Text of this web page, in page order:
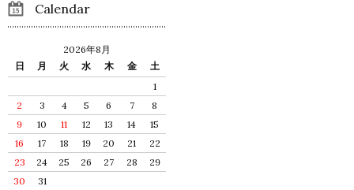
Calendar
2026年8月
日
月 火 水 木 金
土
1
2
3 4 5 6 7
8
9
10 11 12 13 14
15
16
17 18 19 20 21
22
23
24 25 26 27 28
29
30
31